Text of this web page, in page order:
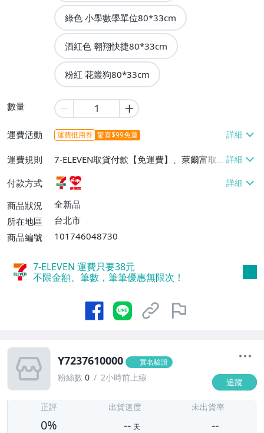
綠色 小學數學單位80*33cm
酒紅色 翱翔快捷80*33cm
粉紅 花叢狗80*33cm
數量
運費活動 運費抵用券 驚喜$99免運
運費規則
7-ELEVEN取貨付款【免運費】、萊爾富取
貨付款【免運費】
付款方式
商品狀況
全新品
所在地區
台北市
商品編號
101746048730
7-ELEVEN 運費只要38元
不限金額、筆數，筆筆優惠無限次！
Y7237610000 實名驗證
粉絲數 0 2小時前上線 追蹤
正評
0%
出貨速度
-- 天
未出貨率
--